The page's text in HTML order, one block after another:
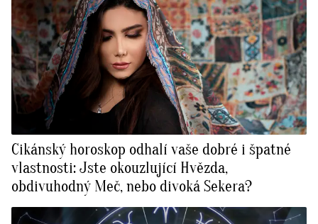
Cikánský horoskop odhalí vaše dobré i špatné
vlastnosti: Jste okouzlující Hvězda,
obdivuhodný Meč, nebo divoká Sekera?